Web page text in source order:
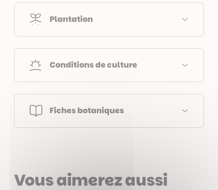
Plantation
Conditions de culture
Fiches botaniques
Vous aimerez aussi